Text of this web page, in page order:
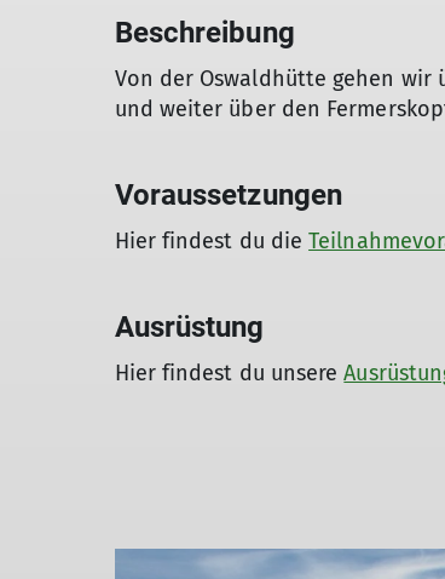
Beschreibung
Von der Oswaldhütte gehen wir
und weiter über den
Voraussetzungen
Hier findest du die
Ausrüstung
Hier findest du unsere